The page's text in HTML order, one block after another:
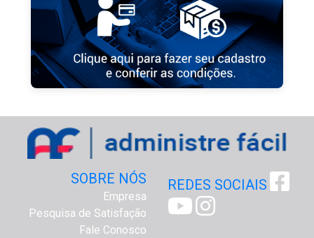
SOBRE NÓS
Empresa
Pesquisa de Satisfação
Fale Conosco
REDES SOCIAIS